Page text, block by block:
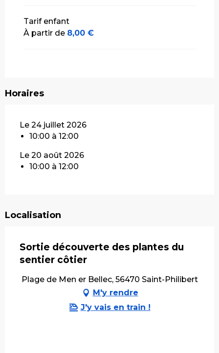
Tarif enfant
À partir de 8,00 €
Horaires
Le 24 juillet 2026
10:00 à 12:00
Le 20 août 2026
10:00 à 12:00
Localisation
Sortie découverte des plantes du
sentier côtier
Plage de Men er Bellec, 56470 Saint-Philibert
M'y rendre
J'y vais en train !